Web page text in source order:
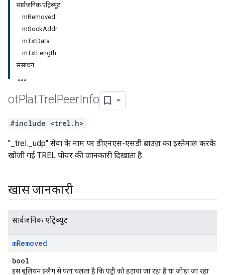
सार्वजनिक एट्रिब्यूट
mRemoved
mSockAddr
mTxtData
mTxtLength
संसाधन
otPlatTrel PeerInfo
#include <trel.h>
"_trel._udp" सेवा के नाम पर डीएनएस-एसडी ब्राउज़ का इस्तेमाल करके
खोजी गई TREL पीयर की जानकारी दिखाता है.
खास जानकारी
सार्वजनिक एट्रिब्यूट
mRemoved
bool
इस बूलियन फ़्लैग से पता चलता है कि एंट्री को हटाया जा रहा है या जोड़ा जा रहा